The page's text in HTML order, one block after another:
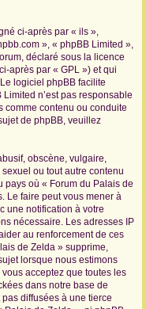
ci-après par « ils »,
», « phpBB Limited »,
déclaré sous la licence
après par « GPL ») et qui
logiciel phpBB facilite
n’est pas responsable
comme contenu ou conduite
de phpBB, veuillez
obscène, vulgaire,
ou tout autre contenu
pays où « Forum du Palais de
Le faire peut vous mener à
une notification à votre
nécessaire. Les adresses IP
au renforcement de ces
de Zelda » supprime,
lorsque nous estimons
acceptez que toutes les
dans notre base de
diffusées à une tierce